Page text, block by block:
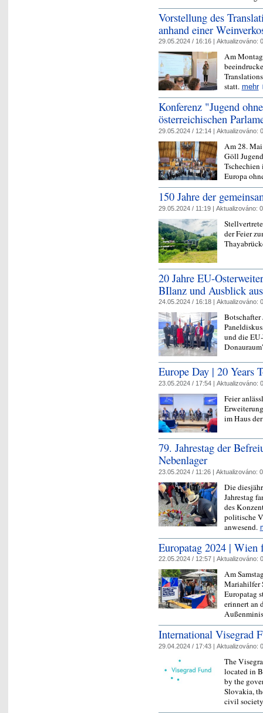
Vorstellung des
anhand einer
29.05.2024 / 16:16 | Aktualizováno:
Am
statt. mehr
Konferenz "Jugend
österreichischen
29.05.2024 / 12:14 | Aktualizováno:
Am 28.
Göll
Europa
150 Jahre der
29.05.2024 / 11:19 | Aktualizováno:
der Feier
20 Jahre EU-
BIlanz und Ausblick
24.05.2024 / 16:18 | Aktualizováno:
Botschafter
und die
Europe Day | 20 Years
23.05.2024 / 17:54 | Aktualizováno:
Feier
im Haus
79. Jahrestag der
Nebenlager
23.05.2024 / 11:26 | Aktualizováno:
Die
Jahrestag
des
politische
anwesend.
Europatag 2024 | Wien
22.05.2024 / 12:57 | Aktualizováno:
Am
Mariahilfer
Europatag
erinnert an
International Visegrad
29.04.2024 / 17:43 | Aktualizováno:
The
located in
by the
Slovakia,
civil